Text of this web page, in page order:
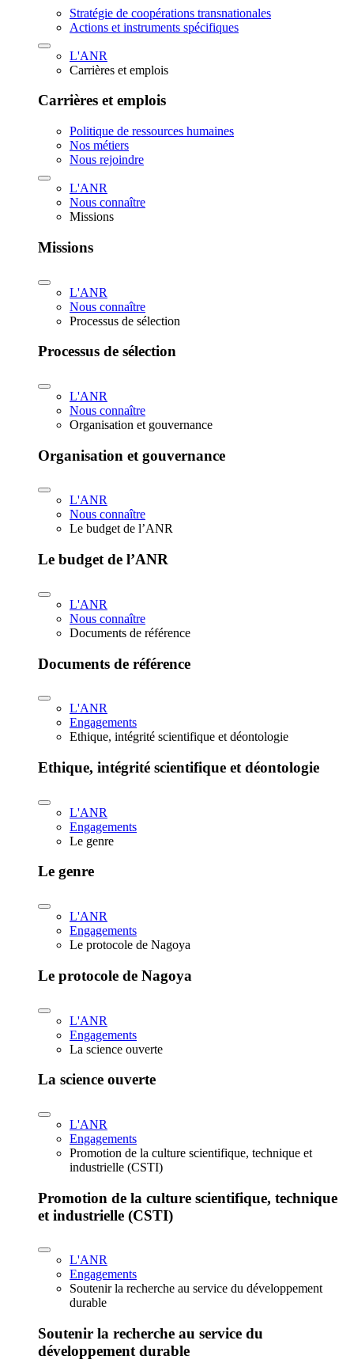
Stratégie de coopérations transnationales
Actions et instruments spécifiques
L'ANR
Carrières et emplois
Carrières et emplois
Politique de ressources humaines
Nos métiers
Nous rejoindre
L'ANR
Nous connaître
Missions
Missions
L'ANR
Nous connaître
Processus de sélection
Processus de sélection
L'ANR
Nous connaître
Organisation et gouvernance
Organisation et gouvernance
L'ANR
Nous connaître
Le budget de l’ANR
Le budget de l’ANR
L'ANR
Nous connaître
Documents de référence
Documents de référence
L'ANR
Engagements
Ethique, intégrité scientifique et déontologie
Ethique, intégrité scientifique et déontologie
L'ANR
Engagements
Le genre
Le genre
L'ANR
Engagements
Le protocole de Nagoya
Le protocole de Nagoya
L'ANR
Engagements
La science ouverte
La science ouverte
L'ANR
Engagements
Promotion de la culture scientifique, technique et
industrielle (CSTI)
Promotion de la culture scientifique, technique
et industrielle (CSTI)
L'ANR
Engagements
Soutenir la recherche au service du développement
durable
Soutenir la recherche au service du
développement durable